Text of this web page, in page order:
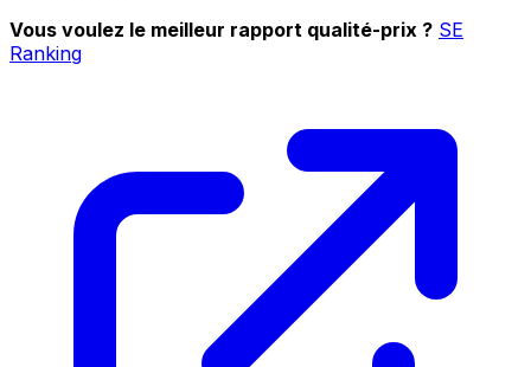
Vous voulez le meilleur rapport qualité-prix ? SE
Ranking